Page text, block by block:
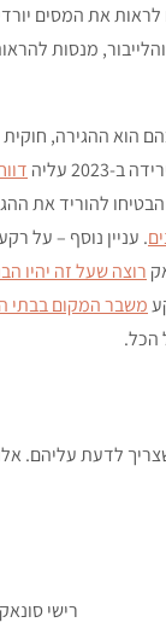
לראות את המסים
מנסות
הוא ההגירה,
. עניין נוסף – על
רוצה שעל זה יהיו
משבר המקום בבתי
הכל.
לדעת עליהם.
רישי